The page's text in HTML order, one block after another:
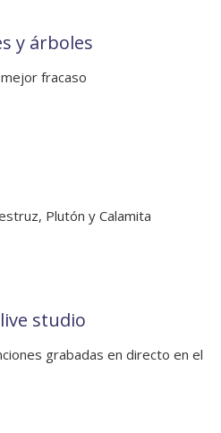
y árboles
fracaso
Plutón y Calamita
studio
grabadas en directo en el